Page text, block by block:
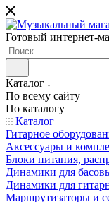
Готовый интернет-
Каталог
По всему сайту
По каталогу
Каталог
Гитарное
Аксессуары и
Блоки питания,
Динамики для
Динамики для
Маршрутизаторы и